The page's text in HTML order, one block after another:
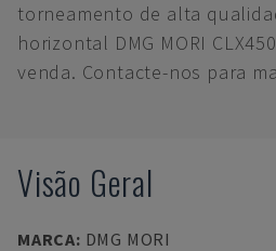
torneamento de alta
horizontal DMG MORI
venda. Contacte-nos para
Visão Geral
MARCA: DMG MORI